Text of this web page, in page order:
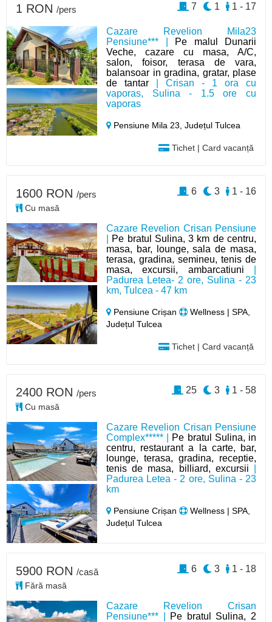
Cazare Revelion Mila23
Pensiune*** |
Pe malul Dunarii
Veche, cazare cu masa, A/C,
salon, foisor, terasa de vara,
balansoar in gradina, gratar, plase
de tantar | Crisan - 1 ora cu
vaporas, Sulina - 1.5 ore cu
vaporas
Pensiune Mila 23,Județul Tulcea
Tichet | Card vacanță
1 RON /pers 1 - 17
1
7
Cazare Revelion Crisan Pensiune
Pe bratul Sulina, 3 km de centru,
masa, bar, lounge, sala de masa,
terasa, gradina, semineu, tenis de
masa, excursii, ambarcatiuni
Padurea Letea- 2 ore, Sulina - 23
km, Tulcea - 47 km
Pensiune Crișan
Wellness | SPA,
Județul Tulcea
Tichet | Card vacanță
1600 RON /pers
Cu masă
1 - 16
3
6
Cazare Revelion Crisan Pensiune
Complex***** | Pe bratul Sulina, in
centru, restaurant a la carte, bar,
lounge, terasa, gradina, receptie,
tenis de masa, billiard, excursii
Padurea Letea - 2 ore, Sulina - 23
km
Pensiune Crișan
Wellness | SPA,
Județul Tulcea
2400 RON /pers
Cu masă
1 - 58
3
25
Cazare Revelion Crisan
Pensiune*** |
Pe bratul Sulina, 2
5900 RON /casă
Fără masă
1 - 18
3
6